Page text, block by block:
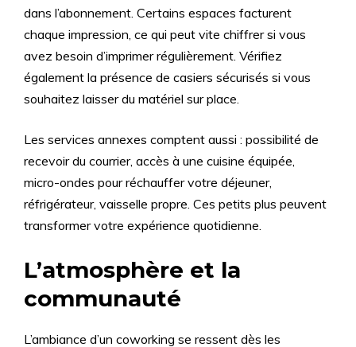
dans l’abonnement. Certains espaces facturent
chaque impression, ce qui peut vite chiffrer si vous
avez besoin d’imprimer régulièrement. Vérifiez
également la présence de casiers sécurisés si vous
souhaitez laisser du matériel sur place.
Les services annexes comptent aussi : possibilité de
recevoir du courrier, accès à une cuisine équipée,
micro-ondes pour réchauffer votre déjeuner,
réfrigérateur, vaisselle propre. Ces petits plus peuvent
transformer votre expérience quotidienne.
L’atmosphère et la
communauté
L’ambiance d’un coworking se ressent dès les